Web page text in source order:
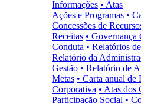
Informações • Atas
Ações e Programas •
Concessões de
Receitas • Governança
Conduta • Relatórios
Relatório da
Gestão • Relatório de
Metas • Carta anual de
Corporativa • Atas dos
Participação Social •